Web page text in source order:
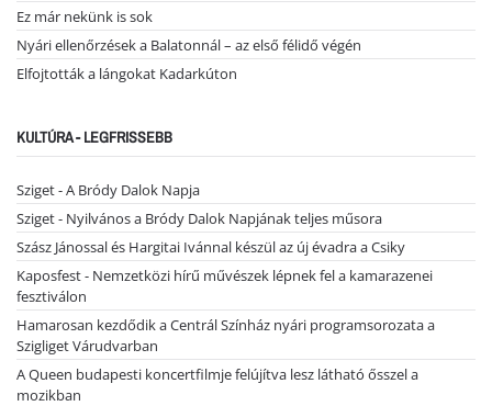
Ez már nekünk is sok
Nyári ellenőrzések a Balatonnál – az első félidő végén
Elfojtották a lángokat Kadarkúton
KULTÚRA - LEGFRISSEBB
Sziget - A Bródy Dalok Napja
Sziget - Nyilvános a Bródy Dalok Napjának teljes műsora
Szász Jánossal és Hargitai Ivánnal készül az új évadra a Csiky
Kaposfest - Nemzetközi hírű művészek lépnek fel a kamarazenei
fesztiválon
Hamarosan kezdődik a Centrál Színház nyári programsorozata a
Szigliget Várudvarban
A Queen budapesti koncertfilmje felújítva lesz látható ősszel a
mozikban